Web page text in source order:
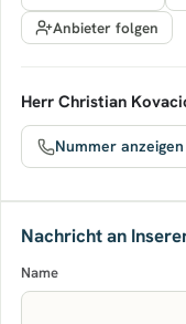
Anbieter folgen
Herr Christian
Nummer anzeigen
Nachricht an
Name